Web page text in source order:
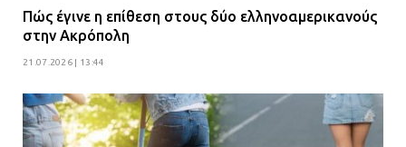
Πώς έγινε η επίθεση στους δύο ελληνοαμερικανούς
στην Ακρόπολη
21.07.2026 | 13:44